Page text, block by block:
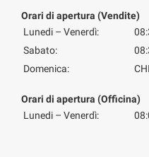
Orari di apertura (Vendite)
Lunedi – Venerdì:
Sabato:
Domenica:
Orari di apertura (Officina)
Lunedi – Venerdì: